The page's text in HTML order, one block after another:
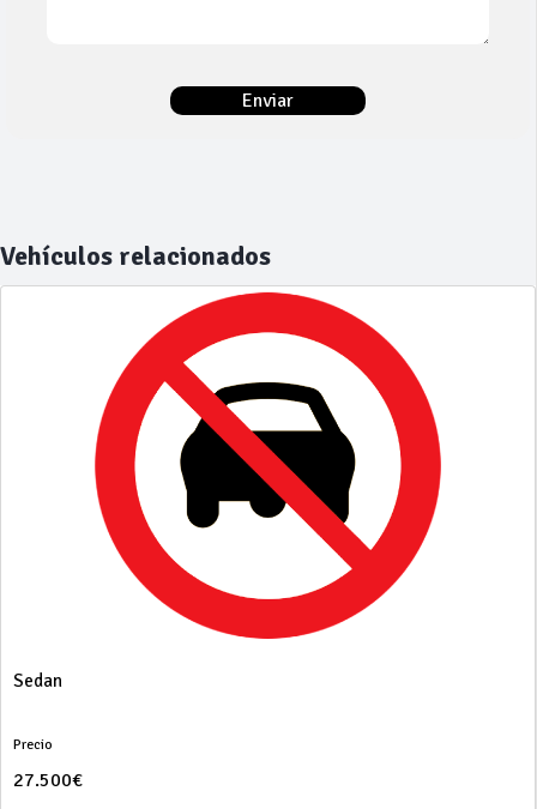
Vehículos relacionados
Sedan
Precio
27.500€